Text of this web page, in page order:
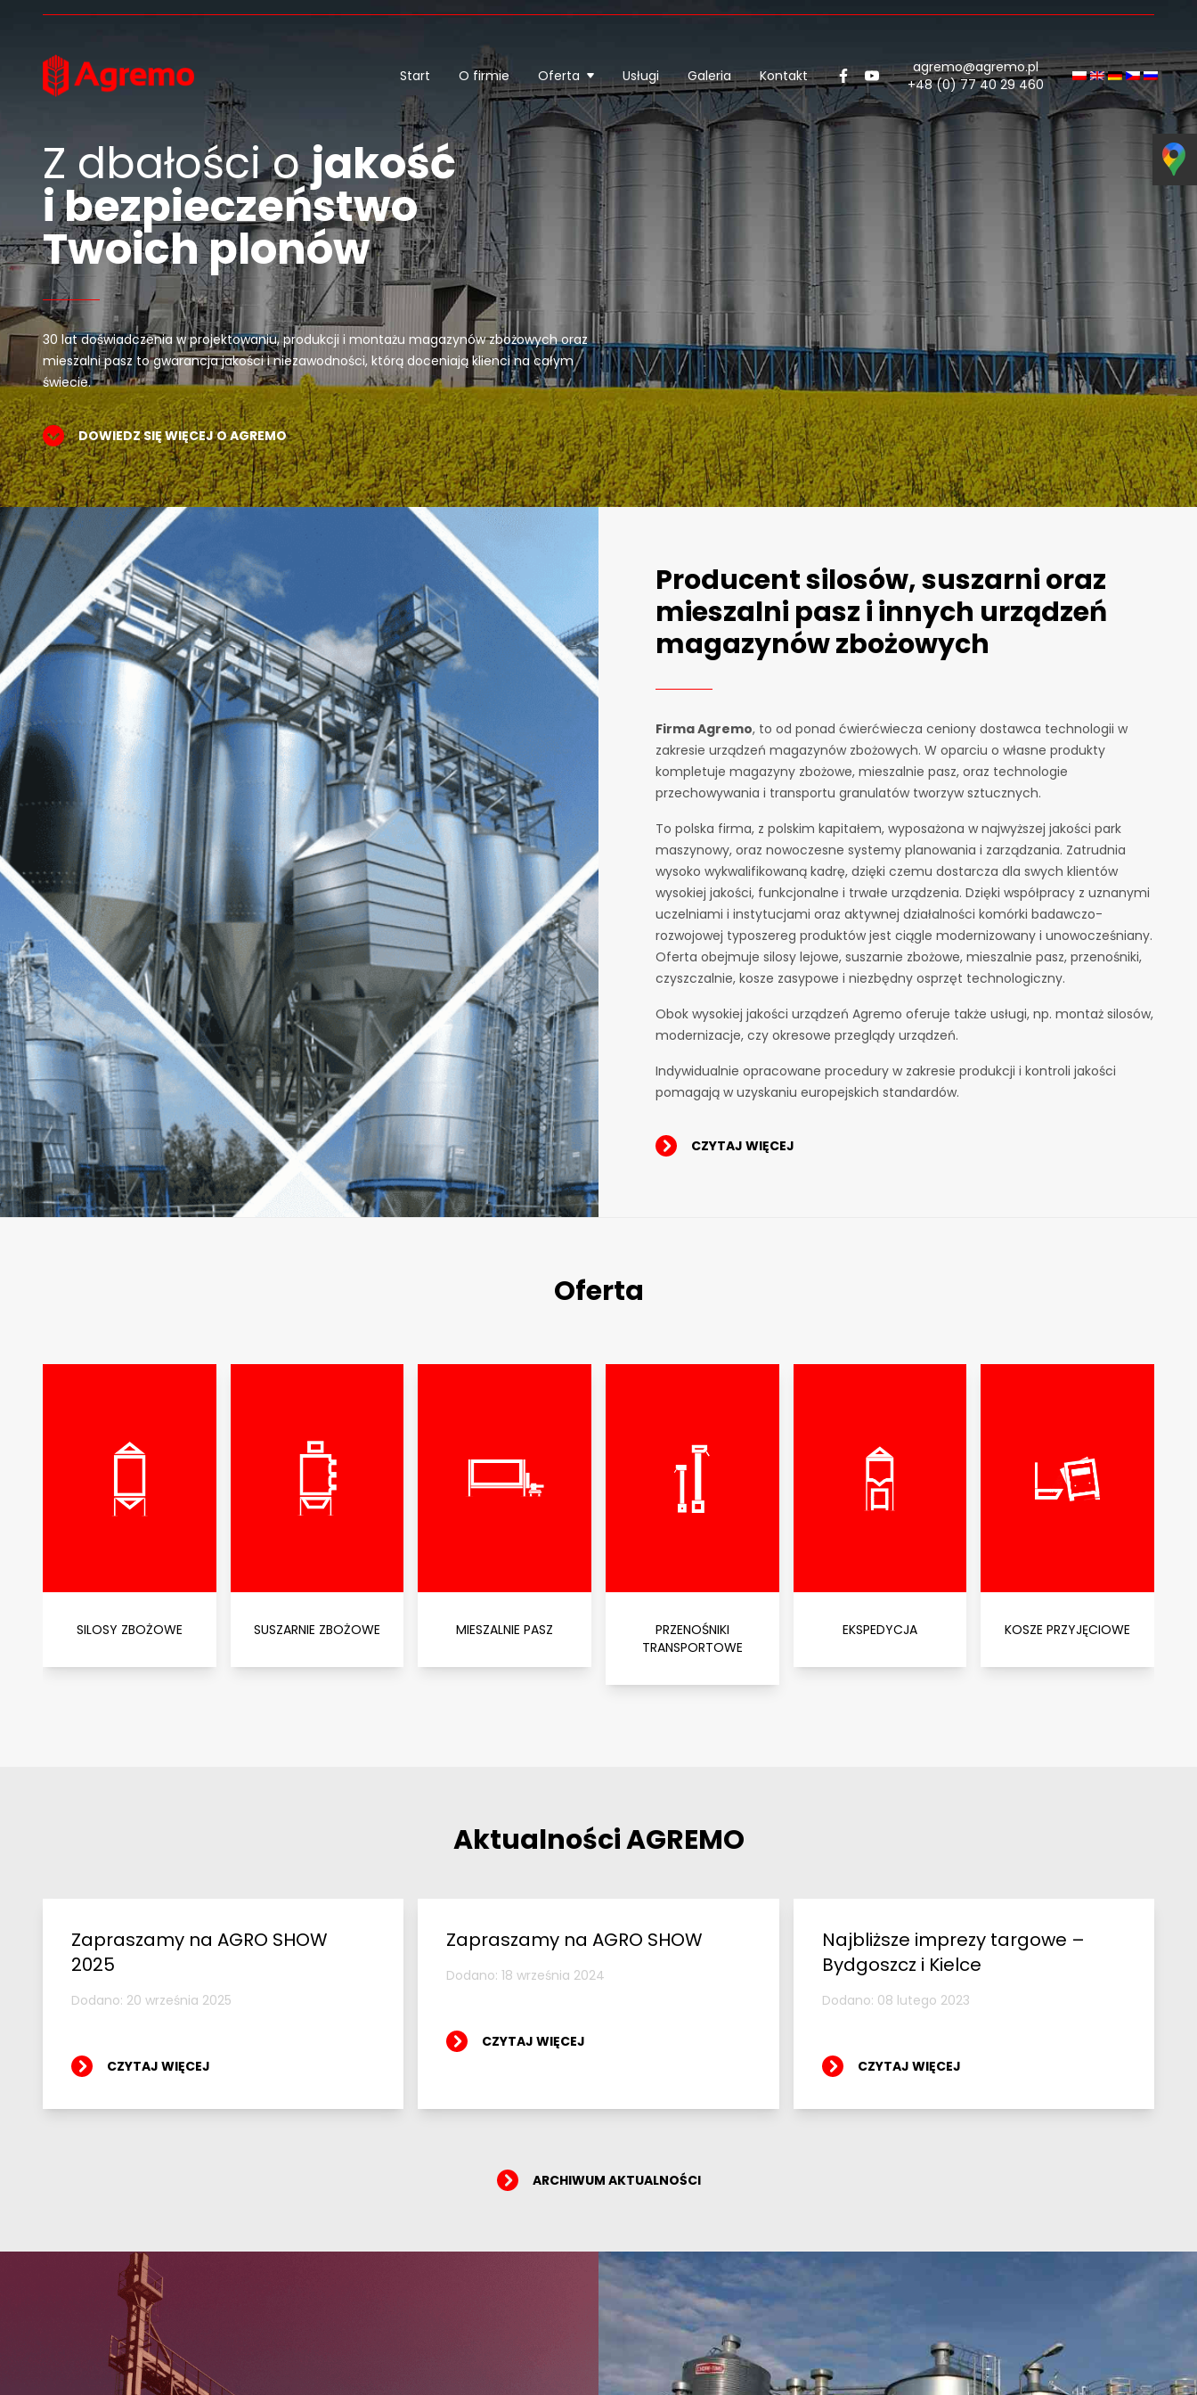
Przejdź do treści
Start O firmie Oferta Usługi Galeria Kontakt
agremo@agremo.pl
+48 (0) 77 40 29 460
Z dbałości ojakość
i bezpieczeństwo
Twoich plonów
30 lat doświadczenia w projektowaniu, produkcji i montażu magazynów zbożowych oraz
mieszalni pasz to gwarancja jakości i niezawodności, którą doceniają klienci na całym
świecie.
DOWIEDZ SIĘ WIĘCEJ O AGREMO
Producent silosów, suszarni oraz
mieszalni pasz i innych urządzeń
magazynów zbożowych
Firma Agremo, to od ponad ćwierćwiecza ceniony dostawca technologii w
zakresie urządzeń magazynów zbożowych. W oparciu o własne produkty
kompletuje magazyny zbożowe, mieszalnie pasz, oraz technologie
przechowywania i transportu granulatów tworzyw sztucznych.
To polska firma, z polskim kapitałem, wyposażona w najwyższej jakości park
maszynowy, oraz nowoczesne systemy planowania i zarządzania. Zatrudnia
wysoko wykwalifikowaną kadrę, dzięki czemu dostarcza dla swych klientów
wysokiej jakości, funkcjonalne i trwałe urządzenia. Dzięki współpracy z uznanymi
uczelniami i instytucjami oraz aktywnej działalności komórki badawczo-
rozwojowej typoszereg produktów jest ciągle modernizowany i unowocześniany.
Oferta obejmuje silosy lejowe, suszarnie zbożowe, mieszalnie pasz, przenośniki,
czyszczalnie, kosze zasypowe i niezbędny osprzęt technologiczny.
Obok wysokiej jakości urządzeń Agremo oferuje także usługi, np. montaż silosów,
modernizacje, czy okresowe przeglądy urządzeń.
Indywidualnie opracowane procedury w zakresie produkcji i kontroli jakości
pomagają w uzyskaniu europejskich standardów.
CZYTAJ WIĘCEJ
Oferta
SILOSY ZBOŻOWE SUSZARNIE ZBOŻOWE MIESZALNIE PASZ
PRZENOŚNIKI
TRANSPORTOWE
EKSPEDYCJA KOSZE PRZYJĘCIOWE
Aktualności AGREMO
Zapraszamy na AGRO SHOW
2025
Dodano: 20 września 2025
CZYTAJ WIĘCEJ
Zapraszamy na AGRO SHOW
Dodano: 18 września 2024
CZYTAJ WIĘCEJ
Najbliższe imprezy targowe –
Bydgoszcz i Kielce
Dodano: 08 lutego 2023
CZYTAJ WIĘCEJ
ARCHIWUM AKTUALNOŚCI